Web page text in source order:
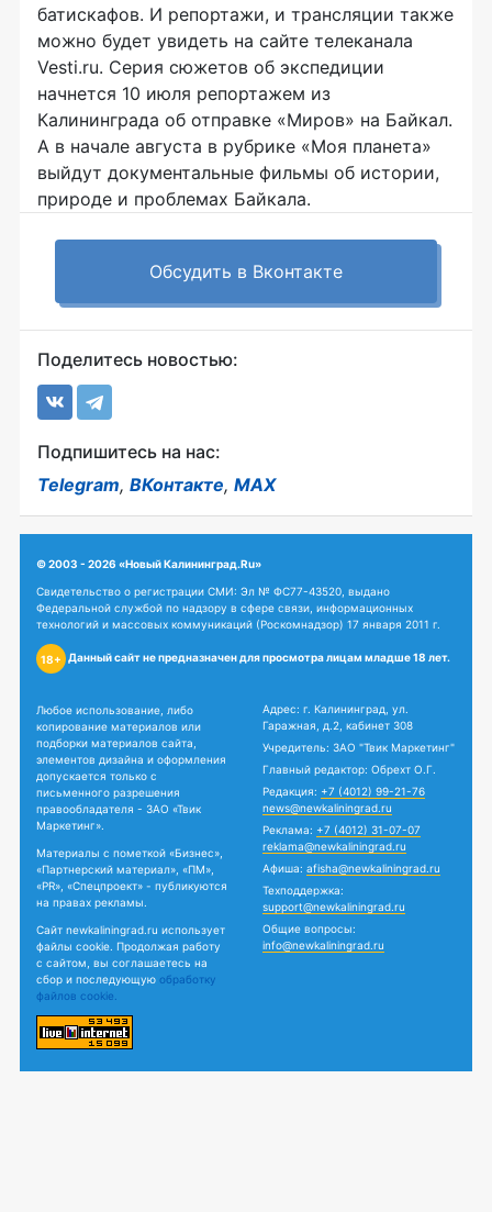
батискафов. И репортажи, и трансляции также
можно будет увидеть на сайте телеканала
Vesti.ru. Серия сюжетов об экспедиции
начнется 10 июля репортажем из
Калининграда об отправке «Миров» на Байкал.
А в начале августа в рубрике «Моя планета»
выйдут документальные фильмы об истории,
природе и проблемах Байкала.
Обсудить в Вконтакте
Поделитесь новостью:
Подпишитесь на нас:
Telegram, ВКонтакте, MAX
© 2003 - 2026 «Новый Калининград.Ru»
Свидетельство о регистрации СМИ: Эл № ФС77-43520, выдано
Федеральной службой по надзору в сфере связи, информационных
технологий и массовых коммуникаций (Роскомнадзор) 17 января 2011 г.
18+ Данный сайт не предназначен для просмотра лицам младше 18 лет.
Любое использование, либо
копирование материалов или
подборки материалов сайта,
элементов дизайна и оформления
допускается только с
письменного разрешения
правообладателя - ЗАО «Твик
Маркетинг».
Материалы с пометкой «Бизнес»,
«Партнерский материал», «ПМ»,
«PR», «Спецпроект» - публикуются
на правах рекламы.
Сайт newkaliningrad.ru использует
файлы cookie. Продолжая работу
с сайтом, вы соглашаетесь на
сбор и последующую обработку
файлов cookie.
Адрес: г. Калининград, ул.
Гаражная, д.2, кабинет 308
Учредитель: ЗАО "Твик Маркетинг"
Главный редактор: Обрехт О.Г.
Редакция: +7 (4012) 99-21-76
news@newkaliningrad.ru
Реклама: +7 (4012) 31-07-07
reklama@newkaliningrad.ru
Афиша: afisha@newkaliningrad.ru
Техподдержка:
support@newkaliningrad.ru
Общие вопросы:
info@newkaliningrad.ru